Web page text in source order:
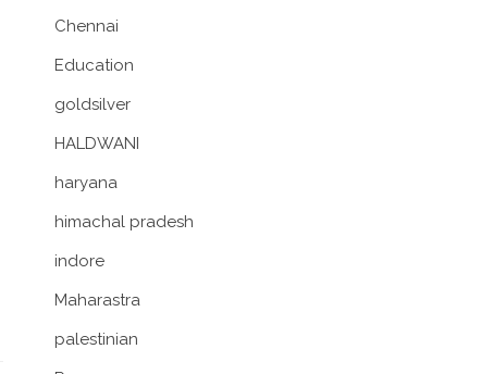
Chennai
Education
goldsilver
HALDWANI
haryana
himachal pradesh
indore
Maharastra
palestinian